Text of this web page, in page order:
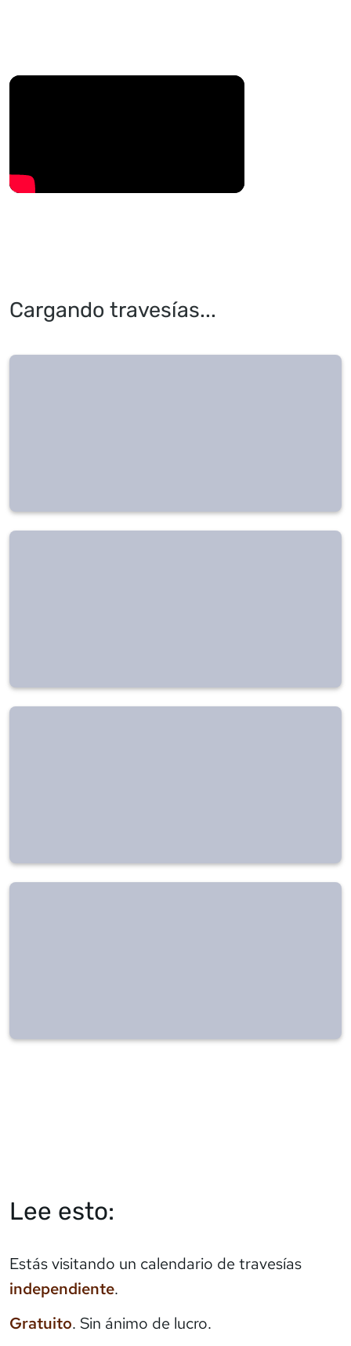
Cargando travesías...
Lee esto:
Estás visitando un calendario de travesías
independiente.
Gratuito. Sin ánimo de lucro.